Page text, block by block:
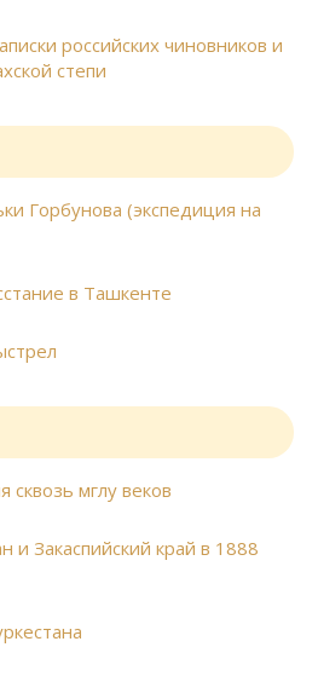
российских чиновников и
степи
Горбунова (экспедиция на
в Ташкенте
сквозь мглу веков
и Закаспийский край в 1888